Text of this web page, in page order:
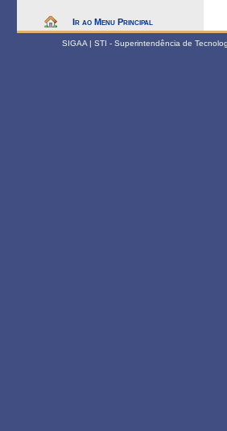
Ir ao Menu Principal
SIGAA | STI - Superintendência de